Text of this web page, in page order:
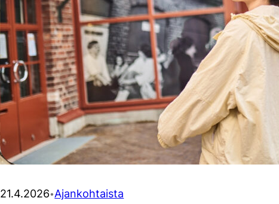
21.4.2026•Ajankohtaista